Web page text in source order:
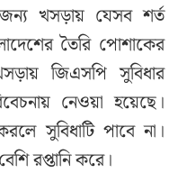
খসড়ায় যেসব শর্ত
তৈরি পোশাকের
জিএসপি সুবিধার
নেওয়া হয়েছে।
সুবিধাটি পাবে না।
রপ্তানি করে।